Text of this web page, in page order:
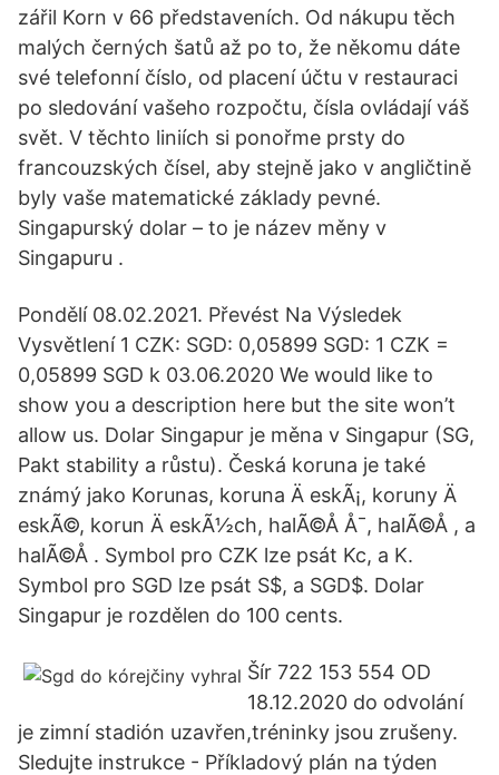
zářil Korn v 66 představeních. Od nákupu těch
malých černých šatů až po to, že někomu dáte
své telefonní číslo, od placení účtu v restauraci
po sledování vašeho rozpočtu, čísla ovládají váš
svět. V těchto liniích si ponořme prsty do
francouzských čísel, aby stejně jako v angličtině
byly vaše matematické základy pevné.
Singapurský dolar – to je název měny v
Singapuru .
Pondělí 08.02.2021. Převést Na Výsledek
Vysvětlení 1 CZK: SGD: 0,05899 SGD: 1 CZK =
0,05899 SGD k 03.06.2020 We would like to
show you a description here but the site won’t
allow us. Dolar Singapur je měna v Singapur (SG,
Pakt stability a růstu). Česká koruna je také
známý jako Korunas, koruna Ä eskÃ¡, koruny Ä
eskÃ©, korun Ä eskÃ½ch, halÃ©Å Å¯, halÃ©Å , a
halÃ©Å . Symbol pro CZK lze psát Kc, a K.
Symbol pro SGD lze psát S$, a SGD$. Dolar
Singapur je rozdělen do 100 cents.
Šír 722 153 554 OD
18.12.2020 do odvolání
je zimní stadión uzavřen,tréninky jsou zrušeny.
Sledujte instrukce - Příkladový plán na týden